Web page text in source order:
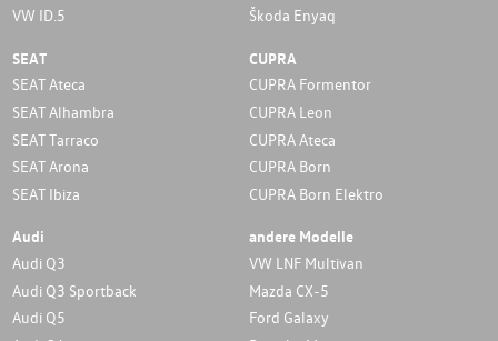
VW ID.5
Škoda Enyaq
SEAT
SEAT Ateca
SEAT Alhambra
SEAT Tarraco
SEAT Arona
SEAT Ibiza
CUPRA
CUPRA Formentor
CUPRA Leon
CUPRA Ateca
CUPRA Born
CUPRA Born Elektro
Audi
Audi Q3
Audi Q3 Sportback
Audi Q5
andere Modelle
VW LNF Multivan
Mazda CX-5
Ford Galaxy